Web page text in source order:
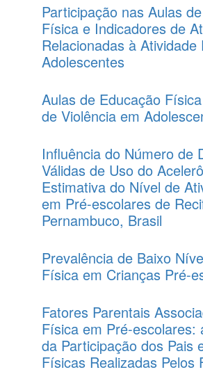
Participação nas Aulas
Física e Indicadores de
Relacionadas à Atividade
Adolescentes
Aulas de Educação
de Violência em
Influência do Número de
Válidas de Uso do
Estimativa do Nível de
em Pré-escolares de
Pernambuco, Brasil
Prevalência de Baixo
Física em Crianças Pré-
Fatores Parentais
Física em Pré-escolares:
da Participação dos Pais
Físicas Realizadas Pelos